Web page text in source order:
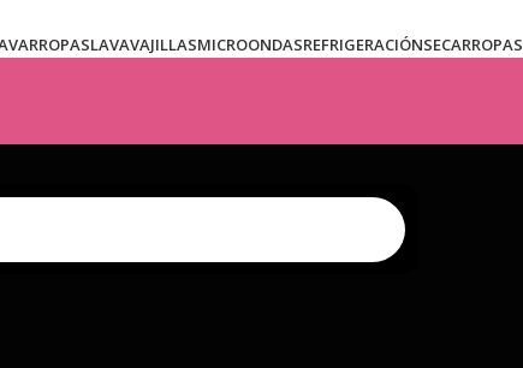
LAVAVAJILLASMICROONDASREFRIGERACIÓNSECARROPAS